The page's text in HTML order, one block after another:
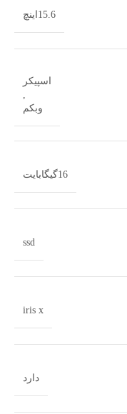
15.6اینچ
اسپیکر
,
وبکم
16گیگابایت
ssd
iris x
دارد